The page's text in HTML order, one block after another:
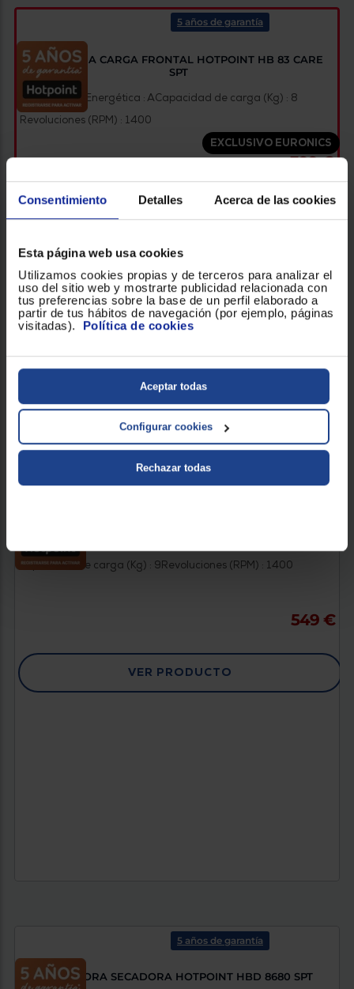
Consentimiento Detalles Acerca de las cookies
Esta página web usa cookies
Utilizamos cookies propias y de terceros para analizar el
uso del sitio web y mostrarte publicidad relacionada con
tus preferencias sobre la base de un perfil elaborado a
partir de tus hábitos de navegación (por ejemplo, páginas
visitadas). Política de cookies
Aceptar todas
Configurar cookies
Rechazar todas
5 años de garantía
EXCLUSIVO EURONICS
LAVADORA CARGA FRONTAL HOTPOINT HB 83 CARE
SPT
Clasificación Energética : ACapacidad de carga (Kg) : 8
Revoluciones (RPM) : 1400
399 €
Capacidad de carga (Kg) : 9Revoluciones (RPM) : 1400
549 €
VER PRODUCTO
5 años de garantía
LAVADORA SECADORA HOTPOINT HBD 8680 SPT